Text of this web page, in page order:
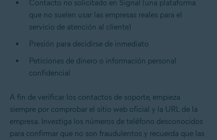
Contacto no solicitado en Signal (una plataforma
que no suelen usar las empresas reales para el
servicio de atención al cliente)
Presión para decidirse de inmediato
Peticiones de dinero o información personal
confidencial
A fin de verificar los contactos de soporte, empieza
siempre por comprobar el sitio web oficial y la URL de la
empresa. Investiga los números de teléfono desconocidos
para confirmar que no son fraudulentos y recuerda que las